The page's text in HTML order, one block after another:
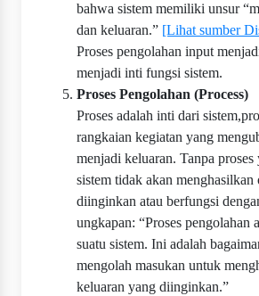
bahwa sistem memiliki unsur
dan keluaran.” [Lihat sumber
Proses pengolahan input
menjadi inti fungsi sistem.
Proses Pengolahan (Process)
Proses adalah inti dari
rangkaian kegiatan yang
menjadi keluaran. Tanpa proses
sistem tidak akan menghasilkan
diinginkan atau berfungsi
ungkapan: “Proses pengolahan
suatu sistem. Ini adalah
mengolah masukan untuk
keluaran yang diinginkan.”